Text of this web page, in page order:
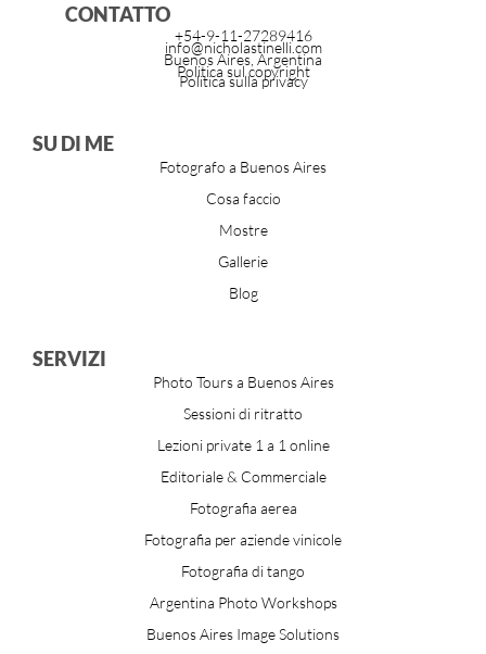
SU DI ME
Fotografo a Buenos Aires
Cosa faccio
Mostre
Gallerie
Blog
CONTATTO
+54-9-11-27289416
info@nicholastinelli.com
Buenos Aires, Argentina
Politica sul copyright
Politica sulla privacy
SERVIZI
Photo Tours a Buenos Aires
Sessioni di ritratto
Lezioni private 1 a 1 online
Editoriale & Commerciale
Fotografia aerea
Fotografia per aziende vinicole
Fotografia di tango
Argentina Photo Workshops
Buenos Aires Image Solutions